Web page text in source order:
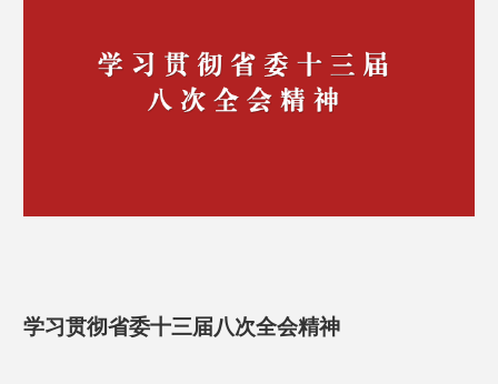
【迎评必备】高等职业学校办学能力评价